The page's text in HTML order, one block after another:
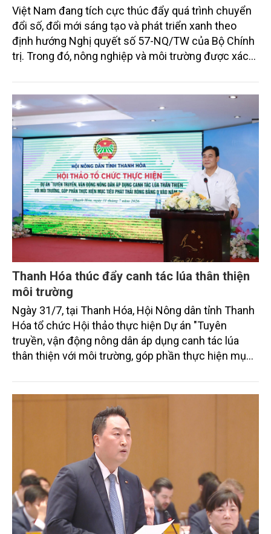
Việt Nam đang tích cực thúc đẩy quá trình chuyển
đổi số, đổi mới sáng tạo và phát triển xanh theo
định hướng Nghị quyết số 57-NQ/TW của Bộ Chính
trị. Trong đó, nông nghiệp và môi trường được xác
sắc bởi các tiến bộ công nghệ và cam kết bền vững
toàn cầu, đặc biệt là mục tiêu đưa phát thải ròng
bằng 0 (Net-Zero) vào năm 2050.
Thanh Hóa thúc đẩy canh tác lúa thân thiện
môi trường
Ngày 31/7, tại Thanh Hóa, Hội Nông dân tỉnh Thanh
Hóa tổ chức Hội thảo thực hiện Dự án "Tuyên
truyền, vận động nông dân áp dụng canh tác lúa
thân thiện với môi trường, góp phần thực hiện mục
trình thu hút sự tham gia của đông đảo đại biểu đến
từ các cơ quan quản lý nhà nước, đơn vị nghiên cứu,
doanh nghiệp, hợp tác xã và nông dân đang trực
tiếp triển khai mô hình sản xuất lúa phát thải thấp.